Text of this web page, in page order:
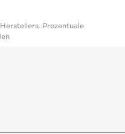
Prozentuale